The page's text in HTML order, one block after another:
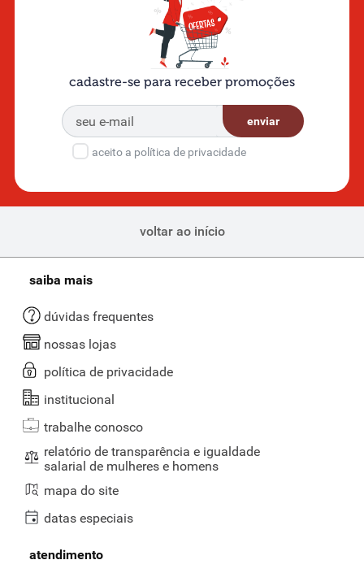
cadastre-se para receber promoções
enviar
aceito a política de privacidade
voltar ao início
saiba mais
dúvidas frequentes
nossas lojas
política de privacidade
institucional
trabalhe conosco
relatório de transparência e igualdade
salarial de mulheres e homens
mapa do site
datas especiais
atendimento